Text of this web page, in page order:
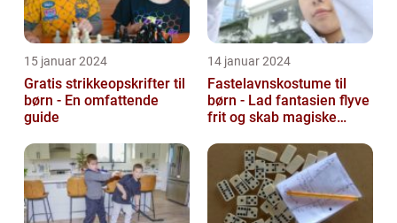
15 januar 2024
Gratis strikkeopskrifter til
børn - En omfattende
guide
14 januar 2024
Fastelavnskostume til
børn - Lad fantasien flyve
frit og skab magiske